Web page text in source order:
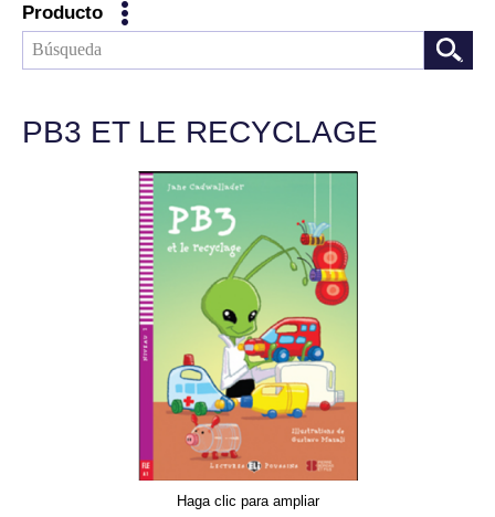
Producto
PB3 ET LE RECYCLAGE
Haga clic para ampliar